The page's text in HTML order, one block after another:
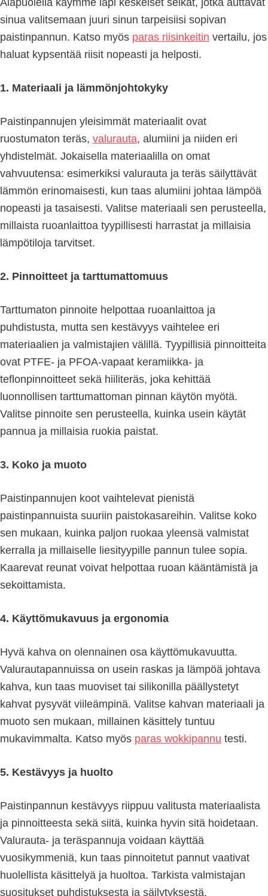
Alapuolella käymme läpi keskeiset seikat, jotka auttavat
sinua valitsemaan juuri sinun tarpeisiisi sopivan
paistinpannun. Katso myös paras riisinkeitin vertailu, jos
haluat kypsentää riisit nopeasti ja helposti.
1. Materiaali ja lämmönjohtokyky
Paistinpannujen yleisimmät materiaalit ovat
ruostumaton teräs, valurauta, alumiini ja niiden eri
yhdistelmät. Jokaisella materiaalilla on omat
vahvuutensa: esimerkiksi valurauta ja teräs säilyttävät
lämmön erinomaisesti, kun taas alumiini johtaa lämpöä
nopeasti ja tasaisesti. Valitse materiaali sen perusteella,
millaista ruoanlaittoa tyypillisesti harrastat ja millaisia
lämpötiloja tarvitset.
2. Pinnoitteet ja tarttumattomuus
Tarttumaton pinnoite helpottaa ruoanlaittoa ja
puhdistusta, mutta sen kestävyys vaihtelee eri
materiaalien ja valmistajien välillä. Tyypillisiä pinnoitteita
ovat PTFE- ja PFOA-vapaat keramiikka- ja
teflonpinnoitteet sekä hiiliteräs, joka kehittää
luonnollisen tarttumattoman pinnan käytön myötä.
Valitse pinnoite sen perusteella, kuinka usein käytät
pannua ja millaisia ruokia paistat.
3. Koko ja muoto
Paistinpannujen koot vaihtelevat pienistä
paistinpannuista suuriin paistokasareihin. Valitse koko
sen mukaan, kuinka paljon ruokaa yleensä valmistat
kerralla ja millaiselle liesityypille pannun tulee sopia.
Kaarevat reunat voivat helpottaa ruoan kääntämistä ja
sekoittamista.
4. Käyttömukavuus ja ergonomia
Hyvä kahva on olennainen osa käyttömukavuutta.
Valurautapannuissa on usein raskas ja lämpöä johtava
kahva, kun taas muoviset tai silikonilla päällystetyt
kahvat pysyvät viileämpinä. Valitse kahvan materiaali ja
muoto sen mukaan, millainen käsittely tuntuu
mukavimmalta. Katso myös paras wokkipannu testi.
5. Kestävyys ja huolto
Paistinpannun kestävyys riippuu valitusta materiaalista
ja pinnoitteesta sekä siitä, kuinka hyvin sitä hoidetaan.
Valurauta- ja teräspannuja voidaan käyttää
vuosikymmeniä, kun taas pinnoitetut pannut vaativat
huolellista käsittelyä ja huoltoa. Tarkista valmistajan
suositukset puhdistuksesta ja säilytyksestä.